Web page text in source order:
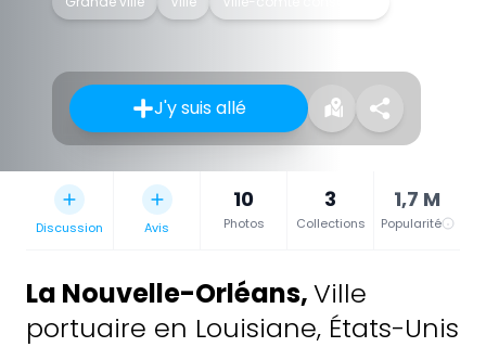
J'y suis allé
Discussion Avis
10
Photos
3
Collections
1,7 M
Popularité
La Nouvelle-Orléans,Ville
portuaire en Louisiane, États-Unis